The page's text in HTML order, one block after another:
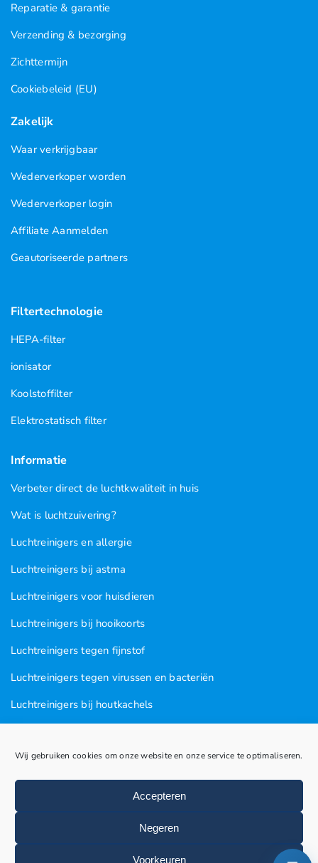
Wij gebruiken cookies om onze website en onze service te optimaliseren.
Accepteren
Negeren
Voorkeuren
Reparatie & garantie
Verzending & bezorging
Zichttermijn
Cookiebeleid (EU)
Zakelijk
Waar verkrijgbaar
Wederverkoper worden
Wederverkoper login
Affiliate Aanmelden
Geautoriseerde partners
Filtertechnologie
HEPA-filter
ionisator
Koolstoffilter
Elektrostatisch filter
Informatie
Verbeter direct de luchtkwaliteit in huis
Wat is luchtzuivering?
Luchtreinigers en allergie
Luchtreinigers bij astma
Luchtreinigers voor huisdieren
Luchtreinigers bij hooikoorts
Luchtreinigers tegen fijnstof
Luchtreinigers tegen virussen en bacteriën
Luchtreinigers bij houtkachels
Luchtreinigers in nagel en kapsalons
Luchtreinigers bij vogels
Huisstofmijten